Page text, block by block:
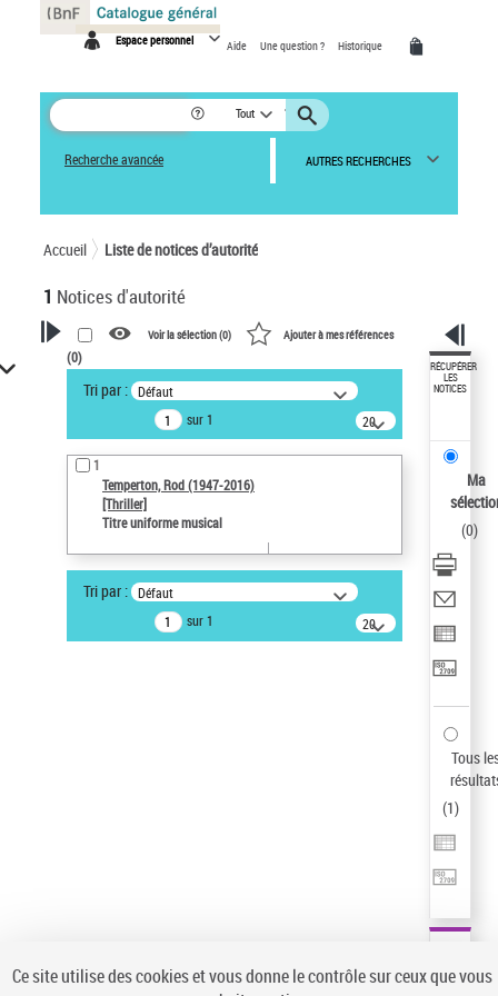
Espace personnel Aide Une question ? Historique
Tout
Recherche avancée AUTRES RECHERCHES
Accueil Liste de notices d’autorité
1 Notices d'autorité
VOTRE RECHERCHE
Recherche avancée dans les
notices d’autorité
Œuvres liées à l'auteur :
Temperton, Rod (1947-2016)
Auteur d’œuvre
Temperton, Rod (1947-2016)
Statut de la notice d’autorité
Voir la sélection (0) Ajouter à mes références
(0)
Tri par : Défaut
sur 1
20
résultats/page
1
Temperton, Rod (1947-2016)
[Thriller]
Titre uniforme musical
Tri par : Défaut
sur 1
20
résultats/page
RÉCUPÉRER
LES
NOTICES
Ma
(0)
Tous
(1)
Panneau de gestion des cookies
Ce site utilise des cookies et vous donne le contrôle sur ceux que vous